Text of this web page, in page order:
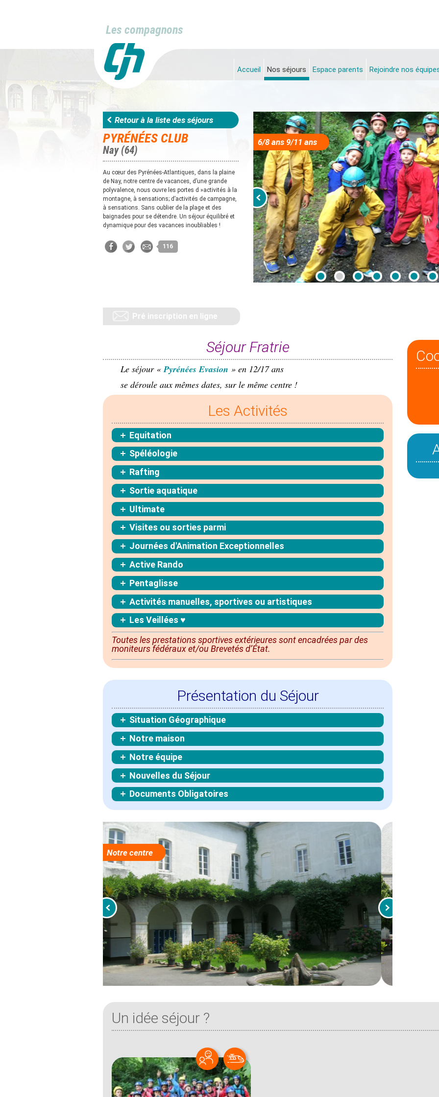
Les compagnons
Accueil Nos séjours Espace parents Rejoindre nos
Retour à la liste des séjours
PYRÉNÉES CLUB
Nay (64)
Au cœur des Pyrénées-Atlantiques, dans la plaine
de Nay, notre centre de vacances, d’une grande
polyvalence, nous ouvre les portes d »activités à la
montagne, à sensations; d’activités de campagne,
à sensations. Sans oublier de la plage et des
baignades pour se détendre. Un séjour équilibré et
dynamique pour des vacances inoubliables !
116
6/8 ans 9/11 ans
Pré inscription en ligne
Séjour Fratrie
Le séjour «Pyrénées Evasion » en 12/17 ans
se déroule aux mêmes dates, sur le même centre !
Les Activités
Equitation
Spéléologie
Rafting
Sortie aquatique
Ultimate
Visites ou sorties parmi
Journées d'Animation Exceptionnelles
Active Rando
Pentaglisse
Activités manuelles, sportives ou artistiques
Les Veillées ♥
Toutes les prestations sportives extérieures sontencadréespar des
moniteurs fédéraux et/ou Brevetés d’État.
Présentation du Séjour
Situation Géographique
Notre maison
Notre équipe
Nouvelles du Séjour
Documents Obligatoires
Notre centre
Un idée séjour ?